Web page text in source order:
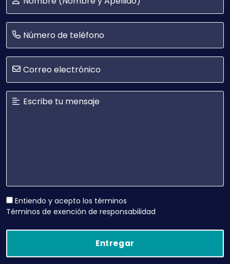
Entiendo y acepto los términos
Términos de exención de responsabilidad